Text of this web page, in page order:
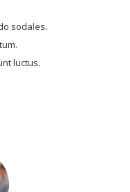
sodales.
luctus.